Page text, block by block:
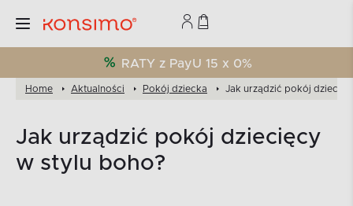
RATY z PayU 15 x 0%
Home Aktualności Pokój dziecka Jak urządzić pokój
Jak urządzić pokój dziecięcy
w stylu boho?